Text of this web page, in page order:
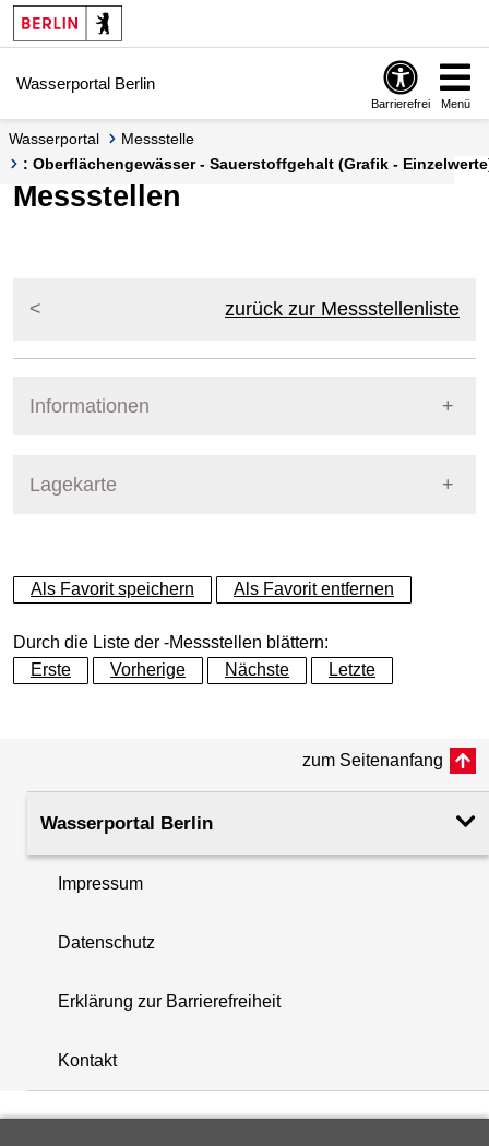
Springe zur Navigation
Springe zum Inhalt
Wasserportal Berlin
Barrierefrei Menü
Wasserportal
Messstelle
: Oberflächengewässer - Sauerstoffgehalt (Grafik -
Messstellen
zurück zur Messstellenliste
Informationen
Lagekarte
+
−
+
−
Als Favorit speichern Als Favorit entfernen
Durch die Liste der -Messstellen blättern:
Erste
Vorherige Nächste Letzte
zum Seitenanfang
Wasserportal Berlin
Impressum
Datenschutz
Erklärung zur Barrierefreiheit
Kontakt